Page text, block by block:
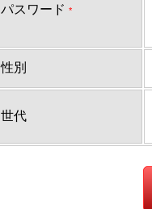
パスワード*
性別
世代